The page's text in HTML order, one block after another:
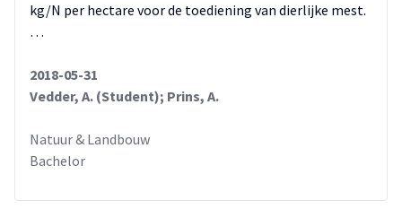
kg/N per hectare voor de toediening van dierlijke mest.
…
2018-05-31
Vedder, A. (Student); Prins, A.
Natuur & Landbouw
Bachelor